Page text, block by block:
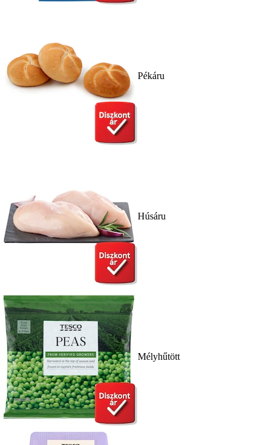
Pékáru
Húsáru
Mélyhűtött